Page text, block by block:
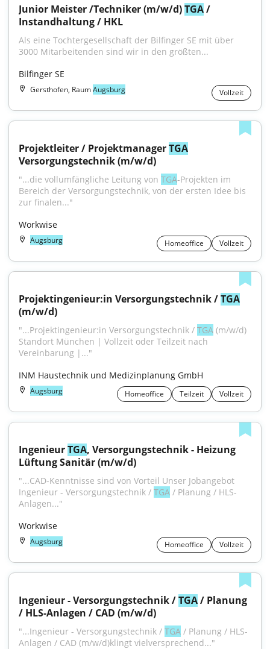
Junior Meister /Techniker (m/w/d) TGA /
Instandhaltung / HKL
Als eine Tochtergesellschaft der Bilfinger SE mit über
3000 Mitarbeitenden sind wir in den größten...
Bilfinger SE
Gersthofen, RaumAugsburg Vollzeit
Projektleiter / Projektmanager TGA
Versorgungstechnik (m/w/d)
"...die vollumfängliche Leitung von TGA-Projekten im
Bereich der Versorgungstechnik, von der ersten Idee bis
zur finalen..."
Workwise
Augsburg Homeoffice Vollzeit
Projektingenieur:in Versorgungstechnik / TGA
(m/w/d)
"...Projektingenieur:in Versorgungstechnik / TGA (m/w/d)
Standort München | Vollzeit oder Teilzeit nach
Vereinbarung |..."
INM Haustechnik und Medizinplanung GmbH
Augsburg Homeoffice Teilzeit Vollzeit
Ingenieur TGA, Versorgungstechnik - Heizung
Lüftung Sanitär (m/w/d)
"...CAD-Kenntnisse sind von Vorteil Unser Jobangebot
Ingenieur - Versorgungstechnik / TGA / Planung / HLS-
Anlagen..."
Workwise
Augsburg Homeoffice Vollzeit
Ingenieur - Versorgungstechnik / TGA / Planung
/ HLS-Anlagen / CAD (m/w/d)
"...Ingenieur - Versorgungstechnik / TGA / Planung / HLS-
Anlagen / CAD (m/w/d)klingt vielversprechend..."